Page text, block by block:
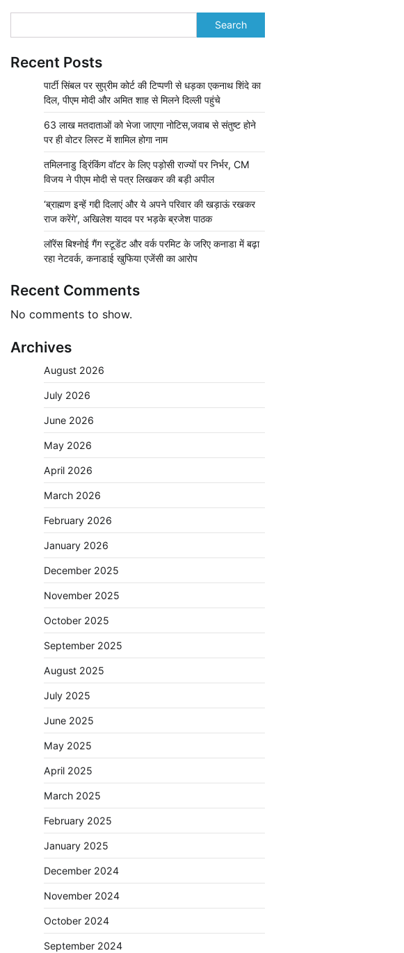
Search
Recent Posts
पार्टी सिंबल पर सुप्रीम कोर्ट की टिप्पणी से धड़का एकनाथ शिंदे का
दिल, पीएम मोदी और अमित शाह से मिलने दिल्ली पहुंचे
63 लाख मतदाताओं को भेजा जाएगा नोटिस,जवाब से संतुष्ट होने
पर ही वोटर लिस्ट में शामिल होगा नाम
तमिलनाडु ड्रिंकिंग वॉटर के लिए पड़ोसी राज्यों पर निर्भर, CM
विजय ने पीएम मोदी से पत्र लिखकर की बड़ी अपील
‘ब्राह्मण इन्हें गद्दी दिलाएं और ये अपने परिवार की खड़ाऊं रखकर
राज करेंगे’, अखिलेश यादव पर भड़के ब्रजेश पाठक
लॉरेंस बिश्नोई गैंग स्टूडेंट और वर्क परमिट के जरिए कनाडा में बढ़ा
रहा नेटवर्क, कनाडाई खुफिया एजेंसी का आरोप
Recent Comments
No comments to show.
Archives
August 2026
July 2026
June 2026
May 2026
April 2026
March 2026
February 2026
January 2026
December 2025
November 2025
October 2025
September 2025
August 2025
July 2025
June 2025
May 2025
April 2025
March 2025
February 2025
January 2025
December 2024
November 2024
October 2024
September 2024